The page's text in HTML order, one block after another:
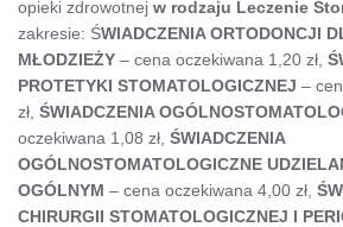
opieki zdrowotnej w rodzaju Leczenie
zakresie: ŚWIADCZENIA ORTODONCJI
MŁODZIEŻY – cena oczekiwana 1,20 zł,
PROTETYKI STOMATOLOGICZNEJ –
zł, ŚWIADCZENIA
oczekiwana 1,08 zł, ŚWIADCZENIA
OGÓLNOSTOMATOLOGICZNE
OGÓLNYM – cena oczekiwana 4,00 zł,
CHIRURGII STOMATOLOGICZNEJ I